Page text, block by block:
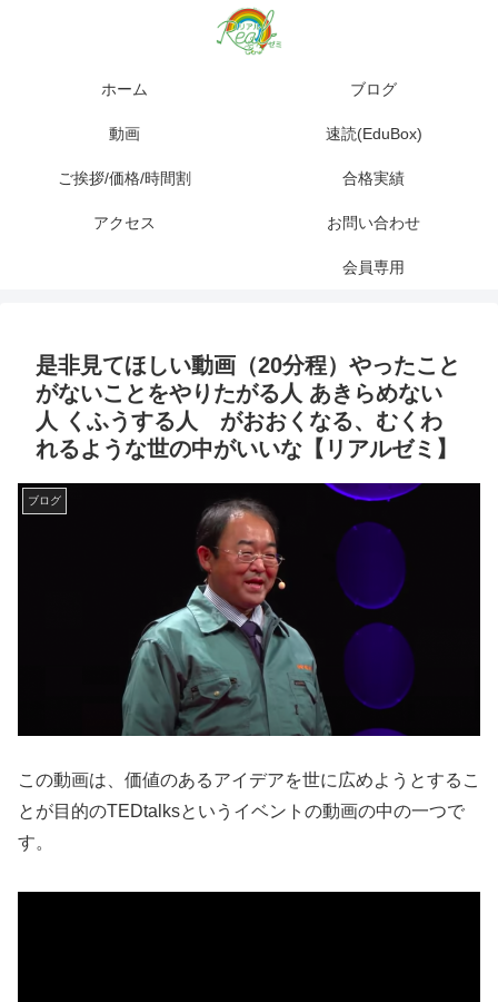
ホーム ブログ
動画 速読(EduBox)
ご挨拶/価格/時間割 合格実績
アクセス お問い合わせ
会員専用
是非見てほしい動画（20分程）やったこと
がないことをやりたがる人 あきらめない
人 くふうする人 がおおくなる、むくわ
れるような世の中がいいな【リアルゼミ】
ブログ
この動画は、価値のあるアイデアを世に広めようとするこ
とが目的のTEDtalksというイベントの動画の中の一つで
す。